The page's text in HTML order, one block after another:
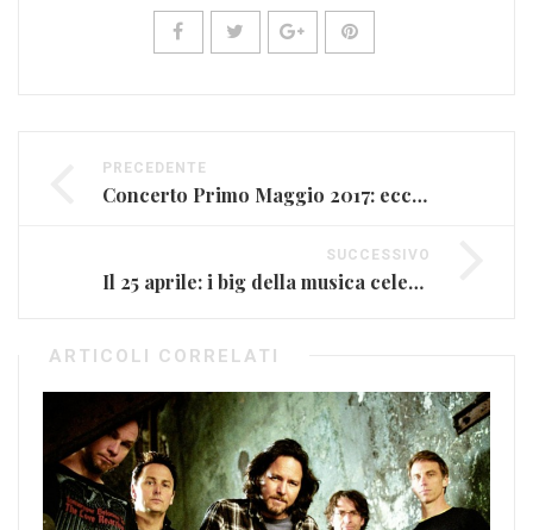
PRECEDENTE
Concerto Primo Maggio 2017: ecco il cast di artisti
SUCCESSIVO
Il 25 aprile: i big della musica celebrano la Liberazione
ARTICOLI CORRELATI